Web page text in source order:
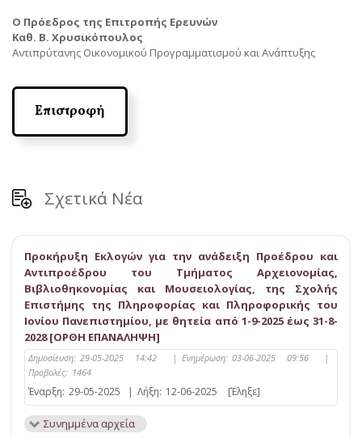
Ο Πρόεδρος της Επιτροπής Ερευνών
Καθ. Β. Χρυσικόπουλος
Αντιπρύτανης Οικονομικού Προγραμματισμού και Ανάπτυξης
Επιστροφή
Σχετικά Νέα
Προκήρυξη Εκλογών για την ανάδειξη Προέδρου και
Αντιπροέδρου του Τμήματος Αρχειονομίας,
Βιβλιοθηκονομίας και Μουσειολογίας, της Σχολής
Επιστήμης της Πληροφορίας και Πληροφορικής του
Ιονίου Πανεπιστημίου, με θητεία από 1-9-2025 έως 31-8-
2028 [ΟΡΘΗ ΕΠΑΝΑΛΗΨΗ]
Δημοσίευση: 29-05-2025 14:42 | Ενημέρωση: 03-06-2025 09:56
|
Προβολές: 1464
Έναρξη: 29-05-2025 | Λήξη: 12-06-2025 [Έληξε]
Συνημμένα αρχεία